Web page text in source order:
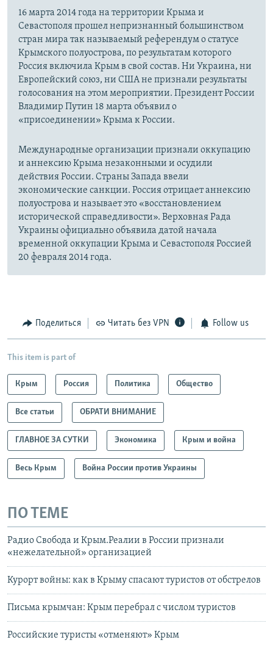
16 марта 2014 года на территории Крыма и
Севастополя прошел непризнанный большинством
стран мира так называемый референдум о статусе
Крымского полуострова, по результатам которого
Россия включила Крым в свой состав. Ни Украина, ни
Европейский союз, ни США не признали результаты
голосования на этом мероприятии. Президент России
Владимир Путин 18 марта объявил о
«присоединении» Крыма к России.
Международные организации признали оккупацию
и аннексию Крыма незаконными и осудили
действия России. Страны Запада ввели
экономические санкции. Россия отрицает аннексию
полуострова и называет это «восстановлением
исторической справедливости». Верховная Рада
Украины официально объявила датой начала
временной оккупации Крыма и Севастополя Россией
20 февраля 2014 года.
Поделиться Читать без VPN Follow us
This item is part of
Крым Россия Политика Общество
Все статьи ОБРАТИ ВНИМАНИЕ
ГЛАВНОЕ ЗА СУТКИ Экономика Крым и война
Весь Крым Война России против Украины
ПО ТЕМЕ
Радио Свобода и Крым.Реалии в России признали
«нежелательной» организацией
Курорт войны: как в Крыму спасают туристов от обстрелов
Письма крымчан: Крым перебрал с числом туристов
Российские туристы «отменяют» Крым